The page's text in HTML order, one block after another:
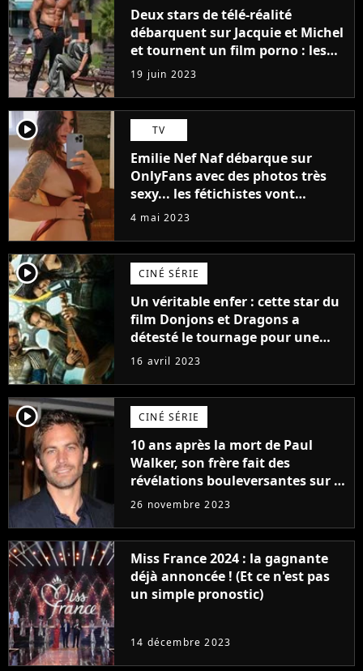
Deux stars de télé-réalité
débarquent sur Jacquie et Michel
et tournent un film porno : les
premières images du tournage
(exclu)
19 juin 2023
player2 TV
Emilie Nef Naf débarque sur
OnlyFans avec des photos très
sexy... les fétichistes vont
prendre leur pied !
4 mai 2023
player2 CINÉ SÉRIE
Un véritable enfer : cette star du
film Donjons et Dragons a
détesté le tournage pour une
raison très spéciale
16 avril 2023
player2 CINÉ SÉRIE
10 ans après la mort de Paul
Walker, son frère fait des
révélations bouleversantes sur la
réaction des acteurs de Fast and
26 novembre 2023
Miss France 2024 : la gagnante
déjà annoncée ! (Et ce n'est pas
un simple pronostic)
14 décembre 2023